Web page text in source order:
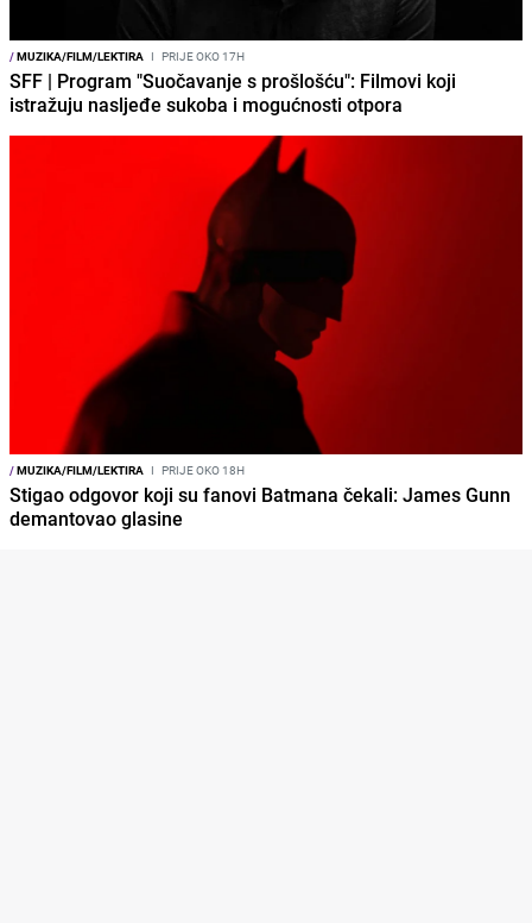
/MUZIKA/FILM/LEKTIRA I PRIJE OKO 17H
SFF | Program "Suočavanje s prošlošću": Filmovi koji
istražuju nasljeđe sukoba i mogućnosti otpora
/MUZIKA/FILM/LEKTIRA I PRIJE OKO 18H
Stigao odgovor koji su fanovi Batmana čekali: James Gunn
demantovao glasine